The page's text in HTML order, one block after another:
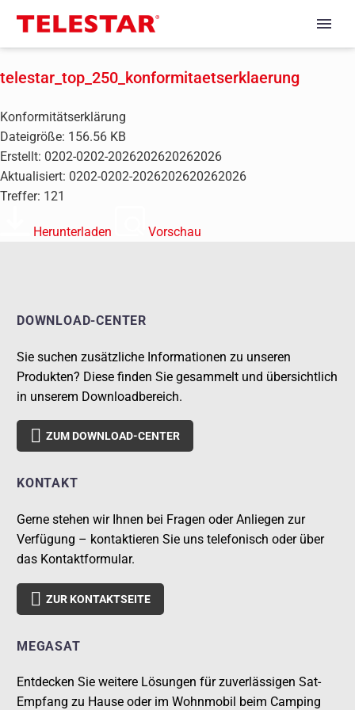
telestar_top_250_konformitaetserklaerung
Konformitätserklärung
Dateigröße: 156.56 KB
Erstellt: 0202-0202-2026202620262026
Aktualisiert: 0202-0202-2026202620262026
Treffer: 121
Herunterladen Vorschau
DOWNLOAD-CENTER
Sie suchen zusätzliche Informationen zu unseren
Produkten? Diese finden Sie gesammelt und übersichtlich
in unserem Downloadbereich.
 ZUM DOWNLOAD-CENTER
KONTAKT
Gerne stehen wir Ihnen bei Fragen oder Anliegen zur
Verfügung – kontaktieren Sie uns telefonisch oder über
das Kontaktformular.
 ZUR KONTAKTSEITE
MEGASAT
Entdecken Sie weitere Lösungen für zuverlässigen Sat-
Empfang zu Hause oder im Wohnmobil beim Camping